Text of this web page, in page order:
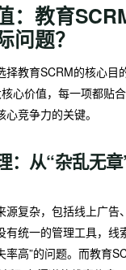
：教育
问题？
教育SCRM的核心目的
心价值，每一项都贴
竞争力的关键。
：从“杂乱无
源复杂，包括线上广告
有统一的管理工具，线
率高”的问题。而教育